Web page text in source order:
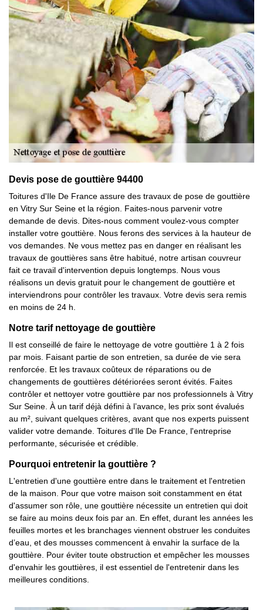
Devis pose de gouttière 94400
Toitures d'Ile De France assure des travaux de pose de gouttière
en Vitry Sur Seine et la région. Faites-nous parvenir votre
demande de devis. Dites-nous comment voulez-vous compter
installer votre gouttière. Nous ferons des services à la hauteur de
vos demandes. Ne vous mettez pas en danger en réalisant les
travaux de gouttières sans être habitué, notre artisan couvreur
fait ce travail d'intervention depuis longtemps. Nous vous
réalisons un devis gratuit pour le changement de gouttière et
interviendrons pour contrôler les travaux. Votre devis sera remis
en moins de 24 h.
Notre tarif nettoyage de gouttière
Il est conseillé de faire le nettoyage de votre gouttière 1 à 2 fois
par mois. Faisant partie de son entretien, sa durée de vie sera
renforcée. Et les travaux coûteux de réparations ou de
changements de gouttières détériorées seront évités. Faites
contrôler et nettoyer votre gouttière par nos professionnels à Vitry
Sur Seine. À un tarif déjà défini à l’avance, les prix sont évalués
au m², suivant quelques critères, avant que nos experts puissent
valider votre demande. Toitures d'Ile De France, l'entreprise
performante, sécurisée et crédible.
Pourquoi entretenir la gouttière ?
L'entretien d'une gouttière entre dans le traitement et l'entretien
de la maison. Pour que votre maison soit constamment en état
d'assumer son rôle, une gouttière nécessite un entretien qui doit
se faire au moins deux fois par an. En effet, durant les années les
feuilles mortes et les branchages viennent obstruer les conduites
d’eau, et des mousses commencent à envahir la surface de la
gouttière. Pour éviter toute obstruction et empêcher les mousses
d'envahir les gouttières, il est essentiel de l'entretenir dans les
meilleures conditions.